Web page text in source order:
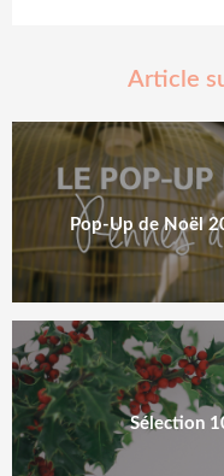
Article
Pop-Up de Noël
Sélection